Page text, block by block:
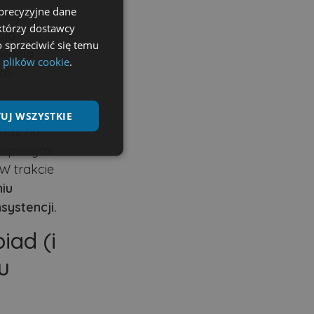
z
na
trakcie
(i
dane
dostawcy
sprzeciwić się temu
plików cookie.
WSZYSTKIE
użytkownika i